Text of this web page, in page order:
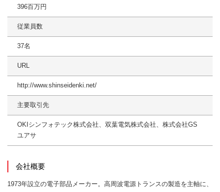
396百万円
従業員数
37名
URL
http://www.shinseidenki.net/
主要取引先
OKIシンフォテック株式会社、双葉電気株式会社、株式会社GS
ユアサ
会社概要
1973年設立の電子部品メーカー。高周波電源トランスの製造を主軸に、